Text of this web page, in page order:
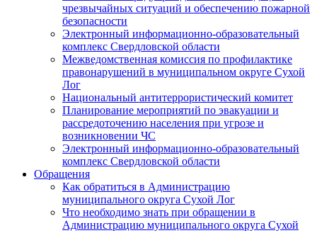
чрезвычайных ситуаций и обеспечению пожарной
безопасности
Электронный информационно-образовательный
комплекс Cвердловской области
Межведомственная комиссия по профилактике
правонарушений в муниципальном округе Сухой
Лог
Национальный антитеррористический комитет
Планирование мероприятий по эвакуации и
рассредоточению населения при угрозе и
возникновении ЧС
Электронный информационно-образовательный
комплекс Свердловской области
Обращения
Как обратиться в Администрацию
муниципального округа Сухой Лог
Что необходимо знать при обращении в
Администрацию муниципального округа Сухой